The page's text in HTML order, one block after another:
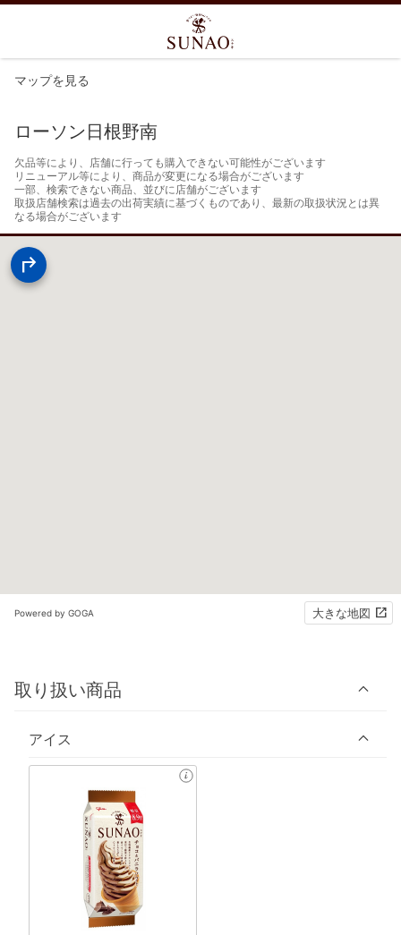
マップを見る
ローソン日根野南
欠品等により、店舗に行っても購入できない可能性がございます
リニューアル等により、商品が変更になる場合がございます
一部、検索できない商品、並びに店舗がございます
取扱店舗検索は過去の出荷実績に基づくものであり、最新の取扱状況とは異
なる場合がございます
Powered by GOGA 大きな地図
取り扱い商品
アイス